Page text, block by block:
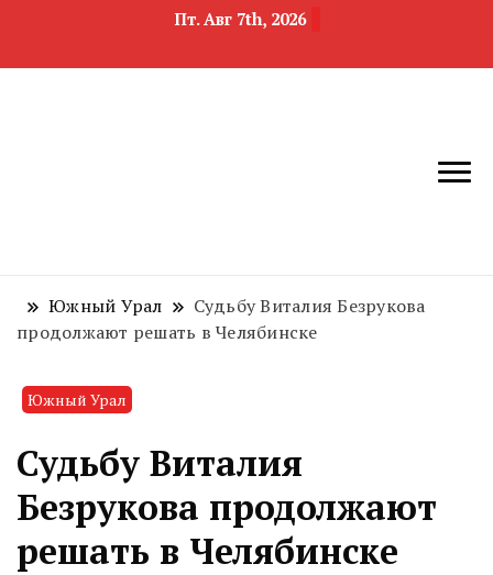
Пт. Авг 7th, 2026
область
недвижимости
Южный Урал
Судьбу Виталия Безрукова
продолжают решать в Челябинске
Южный Урал
Судьбу Виталия
Безрукова продолжают
решать в Челябинске